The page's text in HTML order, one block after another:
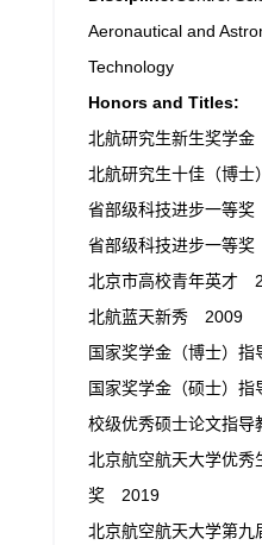
Aeronautical and
Technology
Honors and Titles:
北航研究生新生奖学
北航研究生十佳（博
省部级科技进步一等
省部级科技进步一等
北京市高校青年英才
北航蓝天新秀 2009
国家奖学金（博士）
国家奖学金（硕士）
校级优秀硕士论文指
北京航空航天大学优秀
奖 2019
北京航空航天大学第九